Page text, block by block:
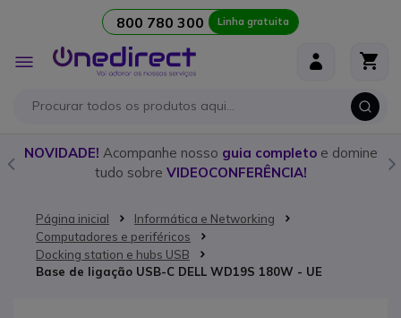
800 780 300 Linha gratuita
Alternar
Nav
NOVIDADE! Acompanhe nosso guia completoe domine
tudo sobre VIDEOCONFERÊNCIA!
Página inicial
Informática e Networking
Computadores e periféricos
Docking station e hubs USB
Base de ligação USB-C DELL WD19S 180W - UE